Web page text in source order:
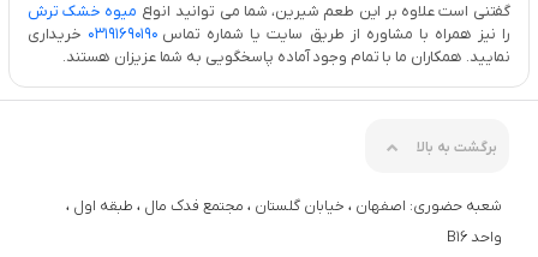
گفتنی است علاوه بر این طعم شیرین، شما می توانید انواع میوه خشک ترش
را نیز همراه با مشاوره از طریق سایت یا شماره تماس 03191690190 خریداری
نمایید. همکاران ما با تمام وجود آماده پاسخگویی به شما عزیزان هستند.
برگشت به بالا
شعبه حضوری: اصفهان ، خیابان گلستان ، مجتمع فدک مال ، طبقه اول ،
واحد B16